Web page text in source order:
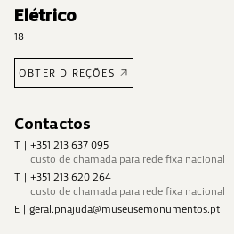
Elétrico
18
OBTER DIREÇÕES
Contactos
T
+351 213 637 095
custo de chamada para rede fixa nacional
T
+351 213 620 264
custo de chamada para rede fixa nacional
E
geral.pnajuda@museusemonumentos.pt